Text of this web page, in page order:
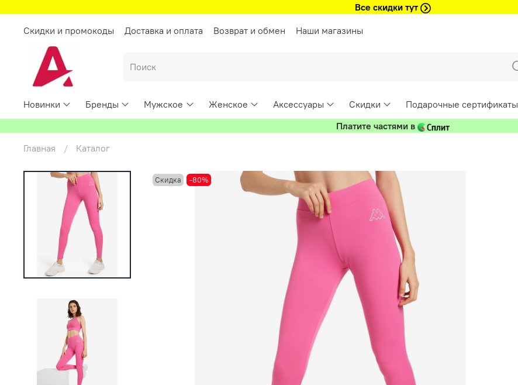
Все скидки тут
Скидки и промокоды
Доставка и оплата Возврат и обмен Наши магазины
Новинки Бренды Мужское Женское Аксессуары Скидки
Подарочные сертификаты
Платите частями в
Главная
Каталог
Скидка -80%